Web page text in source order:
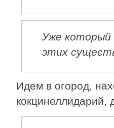
Уже который
этих
Идем в огород,
кокцинеллидарий,